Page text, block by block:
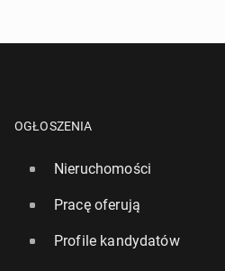
OGŁOSZENIA
Nieruchomości
Pracę oferują
Profile kandydatów